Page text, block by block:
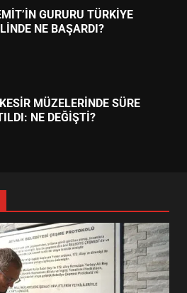
GURURU TÜRKİYE
NE BAŞARDI?
MÜZELERİNDE SÜRE
NE DEĞİŞTİ?
KAYITLARI NEYİ
BELEDİYESPOR’DA
YÖNETİM NASIL